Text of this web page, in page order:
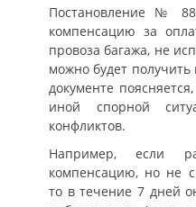
Постановление №
компенсацию за
провоза багажа, не
можно будет получить
документе
иной спорной
конфликтов.
Например, если
компенсацию, но не
то в течение 7 дней